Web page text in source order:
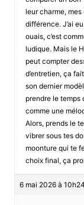
leur charme,
différence. J’ai
ouais, c’est
ludique. Mais le
peut compter
d’entretien, ça
son dernier
prendre le temps
comme une
Alors, prends le
vibrer sous tes
moonture qui te
choix final, ça
6 mai 2026 à 10h24